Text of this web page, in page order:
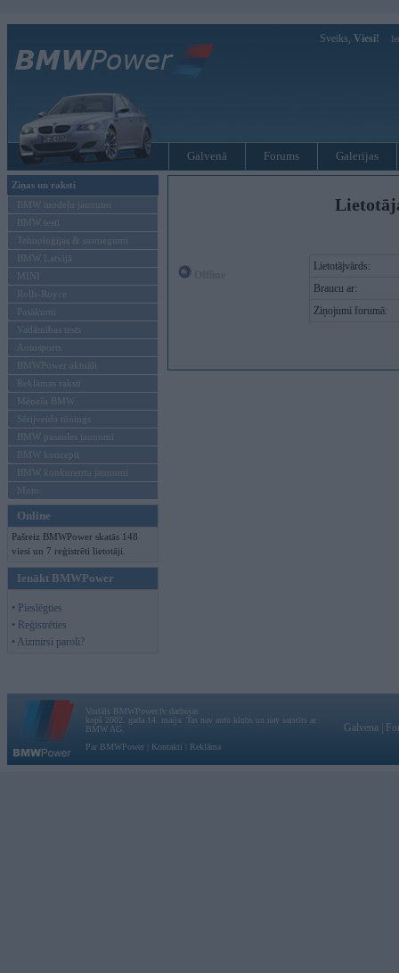
Sveiks, Viesi!
Galvenā Forums Galerijas
Ziņas un raksti
BMW modeļu jaunumi
BMW testi
Tehnoloģijas & sasniegumi
BMW Latvijā
MINI
Rolls-Royce
Pasākumi
Vadāmības tests
Autosports
BMWPower aktuāli
Reklāmas raksti
Mēneša BMW
Sērijveida tūnings
BMW pasaules jaunumi
BMW koncepti
BMW konkurentu jaunumi
Moto
Online
Pašreiz BMWPower skatās 148
viesi un 7 reģistrēti lietotāji.
Ienākt BMWPower
• Pieslēgties
• Reģistrēties
• Aizmirsi paroli?
Lietotājvārds:
Braucu ar:
Ziņojumi forumā:
Vortāls BMWPower.lv darbojas
kopš 2002. gada 14. maija. Tas nav auto klubs un nav saistīts ar
BMW AG.
Par BMWPower
Kontakti Reklāma
Galvena